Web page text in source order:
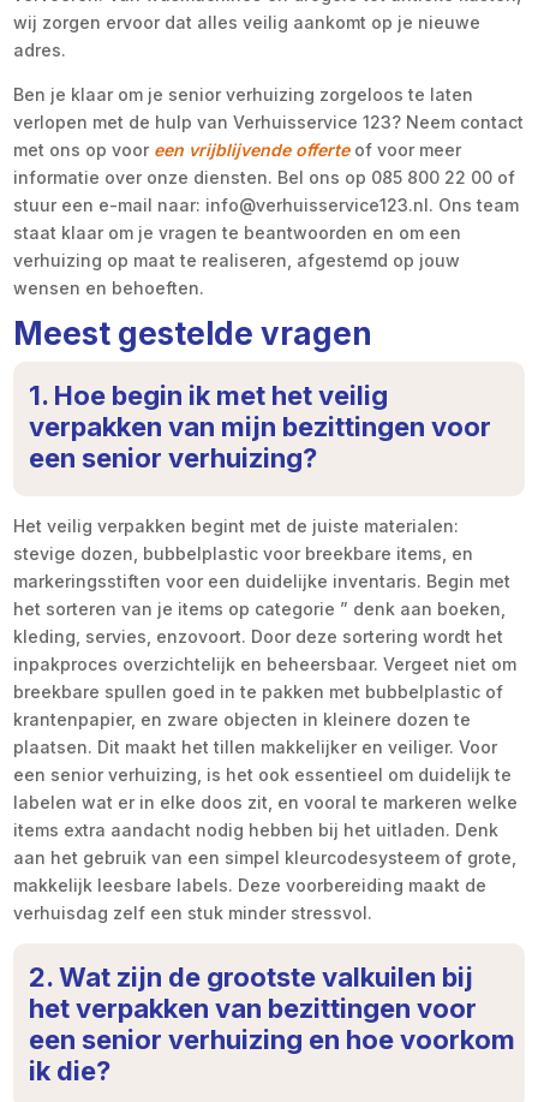
wij zorgen ervoor dat alles veilig aankomt op je nieuwe
adres.
Ben je klaar om je senior verhuizing zorgeloos te laten
verlopen met de hulp van Verhuisservice 123? Neem contact
met ons op voor een vrijblijvende offerteof voor meer
informatie over onze diensten. Bel ons op 085 800 22 00 of
stuur een e-mail naar: info@verhuisservice123.nl. Ons team
staat klaar om je vragen te beantwoorden en om een
verhuizing op maat te realiseren, afgestemd op jouw
wensen en behoeften.
Meest gestelde vragen
1. Hoe begin ik met het veilig
verpakken van mijn bezittingen voor
een senior verhuizing?
Het veilig verpakken begint met de juiste materialen:
stevige dozen, bubbelplastic voor breekbare items, en
markeringsstiften voor een duidelijke inventaris. Begin met
het sorteren van je items op categorie ” denk aan boeken,
kleding, servies, enzovoort. Door deze sortering wordt het
inpakproces overzichtelijk en beheersbaar. Vergeet niet om
breekbare spullen goed in te pakken met bubbelplastic of
krantenpapier, en zware objecten in kleinere dozen te
plaatsen. Dit maakt het tillen makkelijker en veiliger. Voor
een senior verhuizing, is het ook essentieel om duidelijk te
labelen wat er in elke doos zit, en vooral te markeren welke
items extra aandacht nodig hebben bij het uitladen. Denk
aan het gebruik van een simpel kleurcodesysteem of grote,
makkelijk leesbare labels. Deze voorbereiding maakt de
verhuisdag zelf een stuk minder stressvol.
2. Wat zijn de grootste valkuilen bij
het verpakken van bezittingen voor
een senior verhuizing en hoe voorkom
ik die?